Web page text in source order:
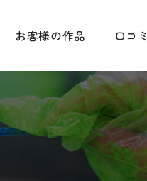
お客様の作品 口コミ